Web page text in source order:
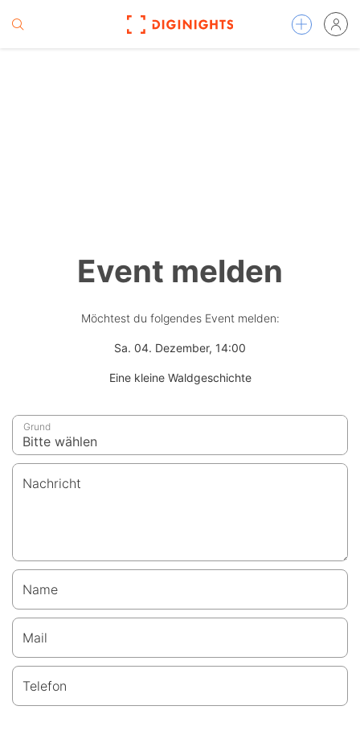
Event melden
Möchtest du folgendes Event melden:
Sa. 04. Dezember, 14:00
Eine kleine Waldgeschichte
Grund
Nachricht
Name
Mail
Telefon